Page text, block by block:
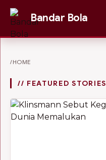
Bandar Bola
/HOME
// FEATURED STORIES